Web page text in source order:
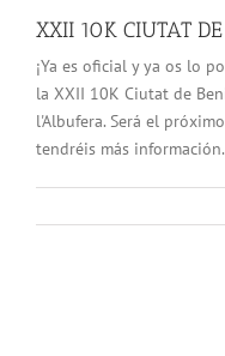
XXII 10K CIUTAT
¡Ya es oficial y ya os lo
la XXII 10K Ciutat de
l'Albufera. Será el
tendréis más información.